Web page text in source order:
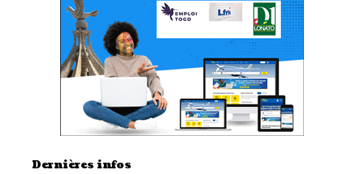
Dernières infos